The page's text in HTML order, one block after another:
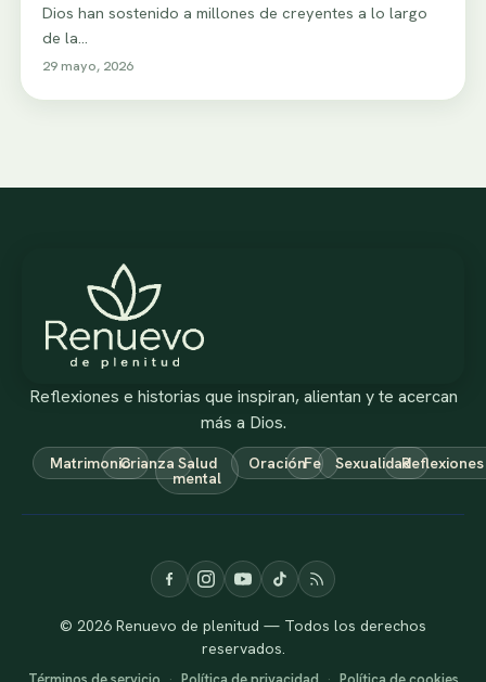
Dios han sostenido a millones de creyentes a lo largo
de la…
29 mayo, 2026
Reflexiones e historias que inspiran, alientan y te acercan
más a Dios.
MatrimonioCrianza Salud
mental
OraciónFe SexualidadReflexiones
© 2026 Renuevo de plenitud — Todos los derechos
reservados.